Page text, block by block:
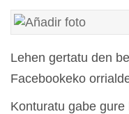
Lehen gertatu den
Facebookeko
Konturatu gabe